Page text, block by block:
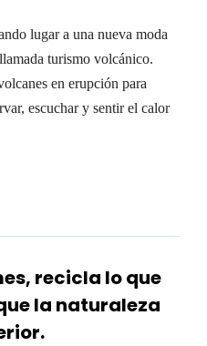
lugar a una nueva moda
turismo volcánico.
en erupción para
escuchar y sentir el calor
recicla lo que
la naturaleza